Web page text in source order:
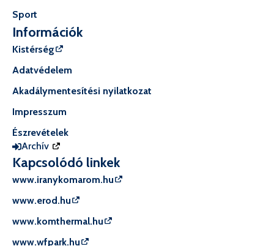
Sport
Információk
Kistérség
Adatvédelem
Akadálymentesítési nyilatkozat
Impresszum
Észrevételek
Archív
Kapcsolódó linkek
www.iranykomarom.hu
www.erod.hu
www.komthermal.hu
www.wfpark.hu